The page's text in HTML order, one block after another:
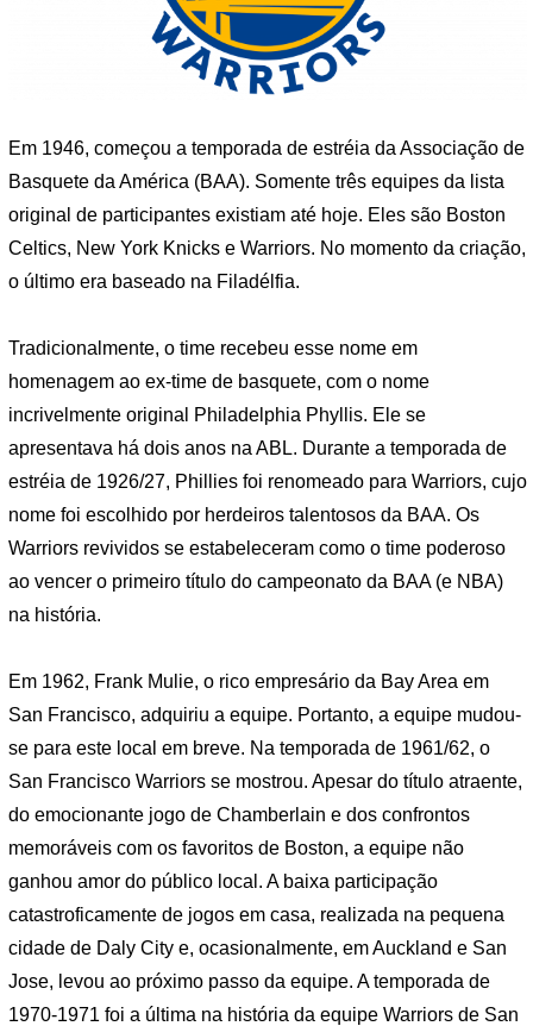
Em 1946, começou a temporada de estréia da Associação de
Basquete da América (BAA). Somente três equipes da lista
original de participantes existiam até hoje. Eles são Boston
Celtics, New York Knicks e Warriors. No momento da criação,
o último era baseado na Filadélfia.
Tradicionalmente, o time recebeu esse nome em
homenagem ao ex-time de basquete, com o nome
incrivelmente original Philadelphia Phyllis. Ele se
apresentava há dois anos na ABL. Durante a temporada de
estréia de 1926/27, Phillies foi renomeado para Warriors, cujo
nome foi escolhido por herdeiros talentosos da BAA. Os
Warriors revividos se estabeleceram como o time poderoso
ao vencer o primeiro título do campeonato da BAA (e NBA)
na história.
Em 1962, Frank Mulie, o rico empresário da Bay Area em
San Francisco, adquiriu a equipe. Portanto, a equipe mudou-
se para este local em breve. Na temporada de 1961/62, o
San Francisco Warriors se mostrou. Apesar do título atraente,
do emocionante jogo de Chamberlain e dos confrontos
memoráveis ​​com os favoritos de Boston, a equipe não
ganhou amor do público local. A baixa participação
catastroficamente de jogos em casa, realizada na pequena
cidade de Daly City e, ocasionalmente, em Auckland e San
Jose, levou ao próximo passo da equipe. A temporada de
1970-1971 foi a última na história da equipe Warriors de San